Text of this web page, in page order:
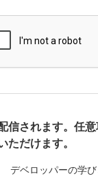
信されます。任
だけます。
デベロッパーの学